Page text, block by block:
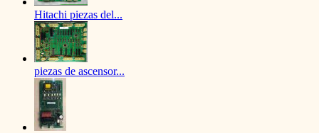
Hitachi piezas del...
piezas de ascensor...